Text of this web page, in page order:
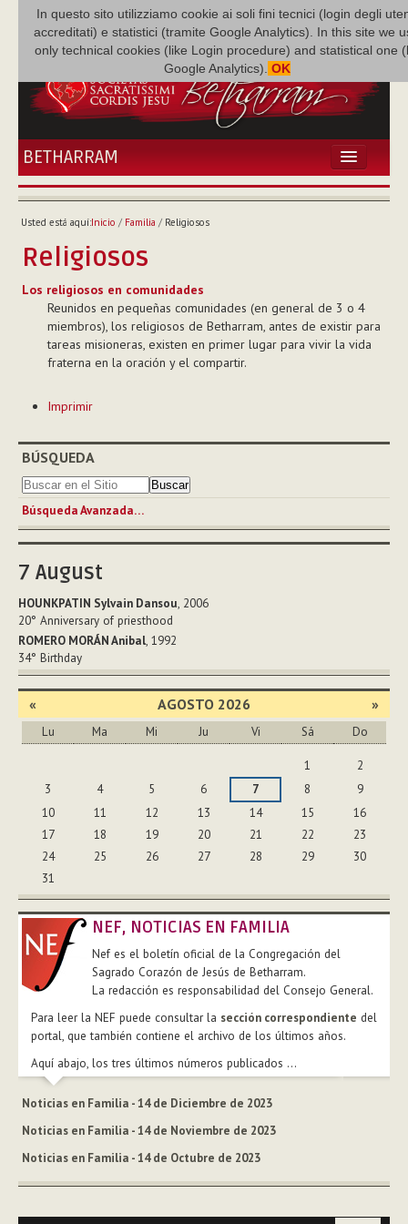
In questo sito utilizziamo cookie ai soli fini tecnici (login degli
accreditati) e statistici (tramite Google Analytics). In this site we
only technical cookies (like Login procedure) and statistical one
Google Analytics). OK
BETHARRAM
INICIO
FAMILIA
MISIÓN
NEF
MULTIMEDIA
P. AUGUSTO ETCHECOPAR
Usted está aquí:Inicio / Familia / Religiosos
Religiosos
Los religiosos en comunidades
Reunidos en pequeñas comunidades (en general de 3 o 4
miembros), los religiosos de Betharram, antes de existir para
tareas misioneras, existen en primer lugar para vivir la vida
fraterna en la oración y el compartir.
de
Imprimir
BÚSQUEDA
Búsqueda Avanzada…
7 August
HOUNKPATIN Sylvain Dansou, 2006
20° Anniversary of priesthood
ROMERO MORÁN Anibal, 1992
34° Birthday
« AGOSTO 2026 »
Lu Ma Mi Ju Vi Sá Do
1
2
3
4 5 6 7 8
9
10
11 12 13 14 15
16
17
18 19 20 21 22
23
24
25 26 27 28 29
30
31
NEF, NOTICIAS EN FAMILIA
Nef es el boletín oficial de la Congregación del
Sagrado Corazón de Jesús de Betharram.
La redacción es responsabilidad del Consejo General.
Para leer la NEF puede consultar la sección correspondiente del
portal, que también contiene el archivo de los últimos años.
Aquí abajo, los tres últimos números publicados ...
Noticias en Familia - 14 de Diciembre de 2023
Noticias en Familia - 14 de Noviembre de 2023
Noticias en Familia - 14 de Octubre de 2023